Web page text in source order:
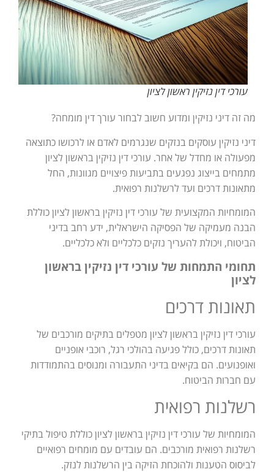
עורכי דין נזיקין ראשון לציון
מה זה דיני נזיקין ומדוע חשוב לבחור עורך דין מומחה?
דיני נזיקין עוסקים בנזקים שנגרמים לאדם או לרכושו כתוצאה
מפעולה או מחדל של אחר. עורכי דין נזיקין בראשון לציון
מתמחים בייצוג נפגעים בתביעות פיצויים מגוונות, החל
מתאונות דרכים ועד לרשלנות רפואית.
המומחיות המקצועית של עורכי דין נזיקין בראשון לציון כוללת
הבנה מעמיקה של הפסיקה הישראלית, ידע רחב בדיני
הביטוח, ויכולת להעריך נזקים כלכליים ולא כלכליים.
תחומי התמחות של עורכי דין נזיקין בראשון
לציון
תאונות דרכים
עורכי דין נזיקין בראשון לציון מטפלים בתיקים מורכבים של
תאונות דרכים, כולל פגיעה בהולכי רגל, רוכבי אופניים
ואופנועים. הם בקיאים בדיני התעבורה ומנוסים בהתמודדות
עם חברות הביטוח.
רשלנות רפואית
המומחיות של עורכי דין נזיקין בראשון לציון כוללת טיפול בתיקי
רשלנות רפואית מורכבים. הם עובדים עם מומחים רפואיים
לביסוס הטענות ולהוכחת הזיקה בין הרשלנות לנזק.